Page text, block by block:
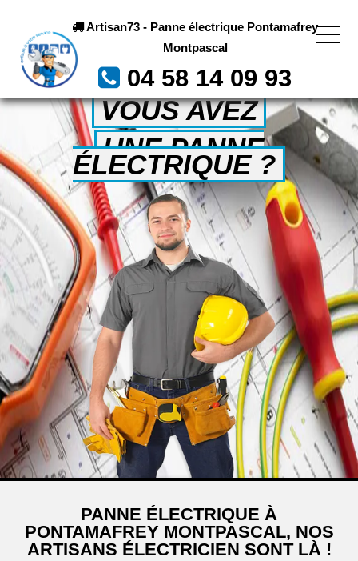
Artisan73 - Panne électrique Pontamafrey
Montpascal
04 58 14 09 93
VOUS AVEZ
UNE PANNE
ÉLECTRIQUE ?
PANNE ÉLECTRIQUE À
PONTAMAFREY MONTPASCAL, NOS
ARTISANS ÉLECTRICIEN SONT LÀ !